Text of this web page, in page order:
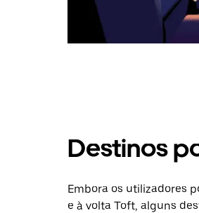
Destinos
Embora os utilizadores
e à volta Toft, alguns